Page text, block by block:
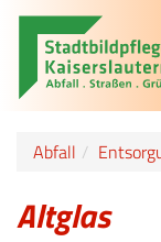
Abfall
Altglas